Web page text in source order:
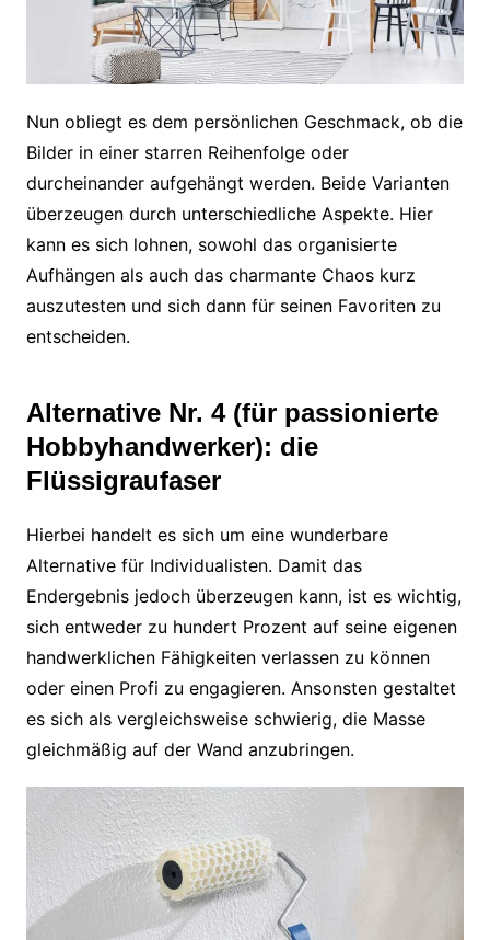
Nun obliegt es dem persönlichen Geschmack, ob die
Bilder in einer starren Reihenfolge oder
durcheinander aufgehängt werden. Beide Varianten
überzeugen durch unterschiedliche Aspekte. Hier
kann es sich lohnen, sowohl das organisierte
Aufhängen als auch das charmante Chaos kurz
auszutesten und sich dann für seinen Favoriten zu
entscheiden.
Alternative Nr. 4 (für passionierte
Hobbyhandwerker): die
Flüssigraufaser
Hierbei handelt es sich um eine wunderbare
Alternative für Individualisten. Damit das
Endergebnis jedoch überzeugen kann, ist es wichtig,
sich entweder zu hundert Prozent auf seine eigenen
handwerklichen Fähigkeiten verlassen zu können
oder einen Profi zu engagieren. Ansonsten gestaltet
es sich als vergleichsweise schwierig, die Masse
gleichmäßig auf der Wand anzubringen.